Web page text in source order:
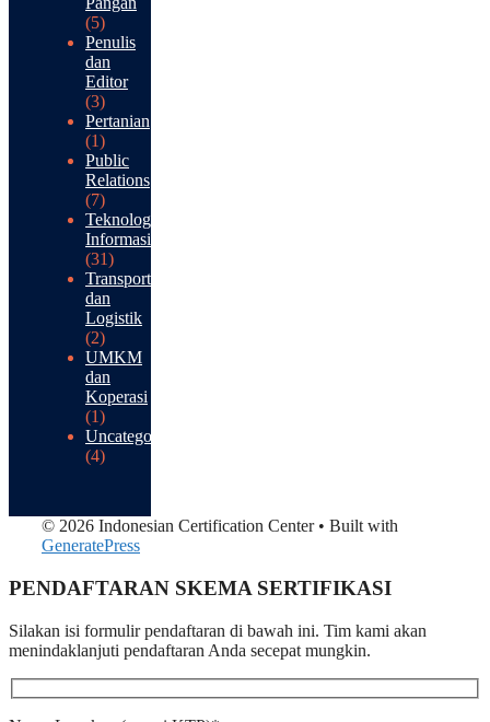
(5)
Penulis
dan
Editor
(3)
Pertanian
(1)
Public
Relations
(7)
Teknologi
Informasi
(31)
Transportasi
dan
Logistik
(2)
UMKM
dan
Koperasi
(1)
Uncategorized
(4)
© 2026 Indonesian Certification Center• Built with
GeneratePress
PENDAFTARAN SKEMA SERTIFIKASI​
Silakan isi formulir pendaftaran di bawah ini. Tim kami akan
menindaklanjuti pendaftaran Anda secepat mungkin.